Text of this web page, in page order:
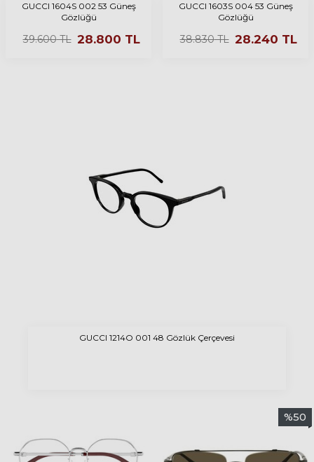
GUCCI 1604S 002 53 Güneş
Gözlüğü
39.600TL 28.800 TL
GUCCI 1603S 004 53 Güneş
Gözlüğü
38.830TL 28.240 TL
GUCCI 1214O 001 48 Gözlük Çerçevesi
%50